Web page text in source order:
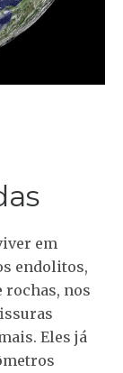
em
endolitos,
rochas, nos
Eles já